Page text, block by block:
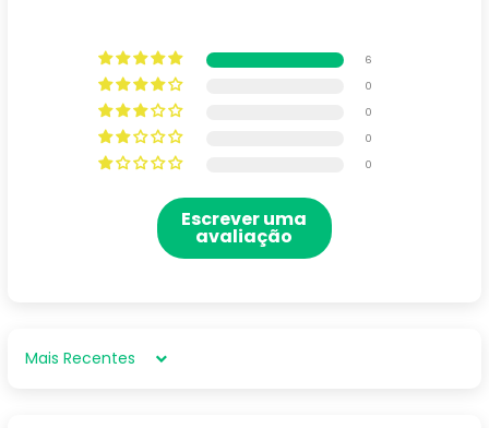
6
0
0
0
0
Escrever uma
avaliação
Sort by